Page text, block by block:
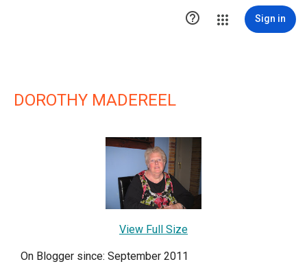
 Sign in
DOROTHY MADEREEL
View Full Size
On Blogger since: September 2011